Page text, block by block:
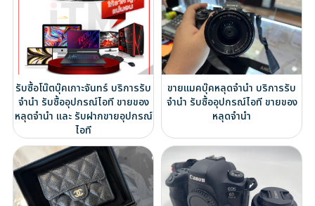
รับซื้อโน๊ตบุ๊คเกาะจันทร์ บริการรับ
จำนำ รับซื้ออุปกรณ์ไอที ขายของ
หลุดจำนำ และ รับฝากขายอุปกรณ์
ไอที
ขายแมคบุ๊คหลุดจำนำ บริการรับ
จำนำ รับซื้ออุปกรณ์ไอที ขายของ
หลุดจำนำ